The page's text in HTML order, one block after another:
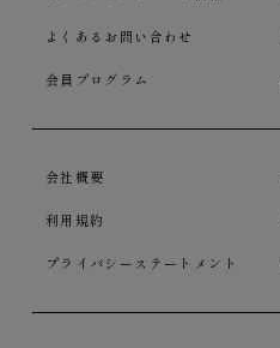
よくあるお問い合わせ
会員プログラム
会社概要
利用規約
プライバシーステートメント